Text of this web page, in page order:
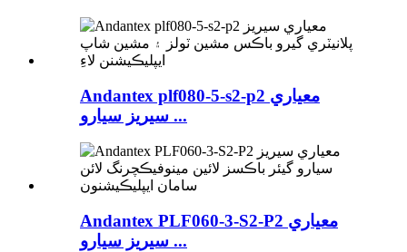
Andantex plf080-5-s2-p2 معياري
سيريز سيارو ...
Andantex PLF060-3-S2-P2 معياري
سيريز سيارو ...